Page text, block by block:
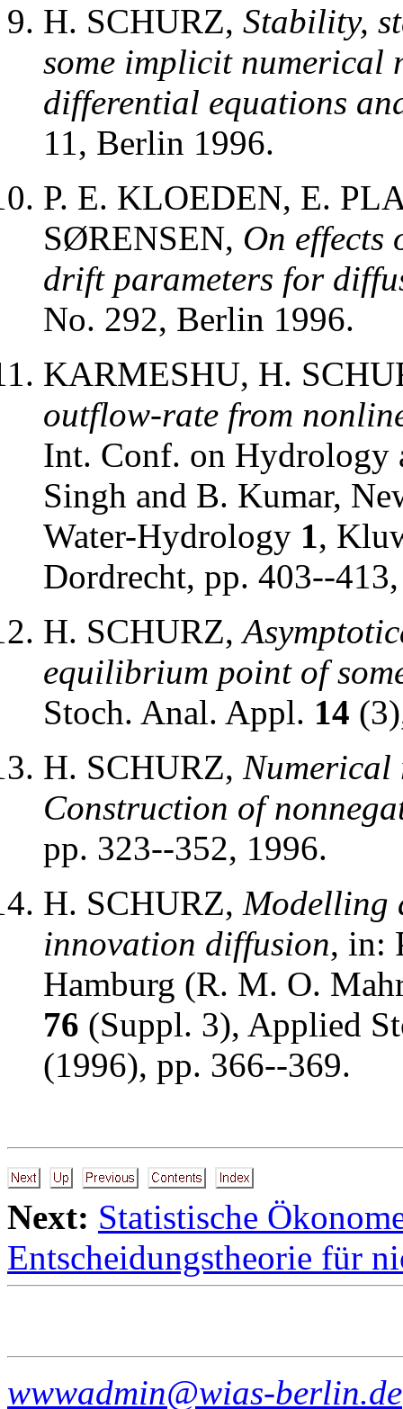
H. SCHURZ, Stability,
some implicit numerical
differential equations
11, Berlin 1996.
P. E. KLOEDEN, E.
SØRENSEN, On effects
drift parameters for
No. 292, Berlin 1996.
KARMESHU, H.
outflow-rate from
Int. Conf. on Hydrology
Singh and B. Kumar,
Water-Hydrology 1,
Dordrecht, pp. 403--
H. SCHURZ,
equilibrium point of
Stoch. Anal. Appl. 14
H. SCHURZ, Numerical
Construction of
pp. 323--352, 1996.
H. SCHURZ, Modelling
innovation diffusion, in:
Hamburg (R. M. O.
76 (Suppl. 3), Applied
(1996), pp. 366--369.
Next: Statistische
Entscheidungstheorie für
wwwadmin@wias-berlin.de